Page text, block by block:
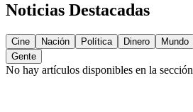
Noticias Destacadas
Cine Nación Política Dinero Mundo
Gente
No hay artículos disponibles en la sección